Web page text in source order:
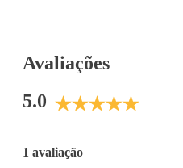
Avaliações
5.0
1 avaliação